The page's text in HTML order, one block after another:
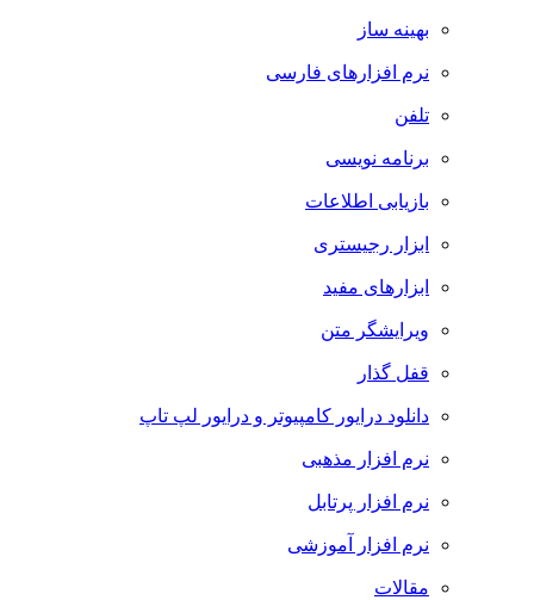
بهینه ساز
نرم افزارهای فارسی
تلفن
برنامه نویسی
بازیابی اطلاعات
ابزار رجیستری
ابزارهای مفید
ویرایشگر متن
قفل گذار
دانلود درایور کامپیوتر و درایور لپ تاپ
نرم افزار مذهبی
نرم افزار پرتابل
نرم افزار آموزشی
مقالات